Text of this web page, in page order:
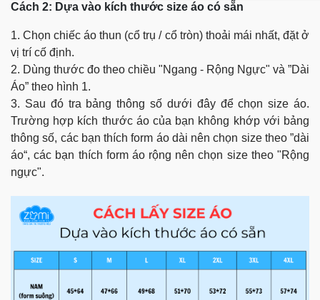
Cách 2: Dựa vào kích thước size áo có sẵn
1. Chọn chiếc áo thun (cổ trụ / cổ tròn) thoải mái nhất, đặt ở
vị trí cố định.
2. Dùng thước đo theo chiều "Ngang - Rộng Ngực" và ”Dài
Áo” theo hình 1.
3. Sau đó tra bảng thông số dưới đây để chọn size áo.
Trường hợp kích thước áo của bạn không khớp với bảng
thông số, các bạn thích form áo dài nên chọn size theo ”dài
áo“, các bạn thích form áo rộng nên chọn size theo "Rộng
ngực".